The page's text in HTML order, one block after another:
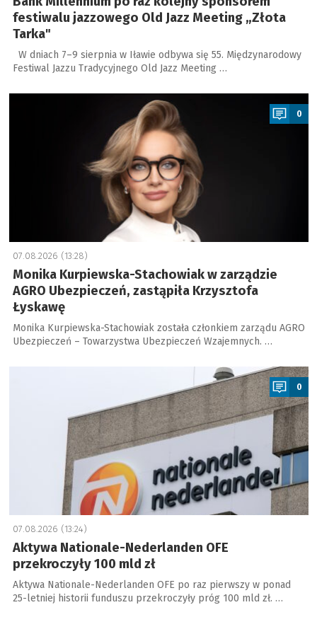
festiwalu jazzowego Old Jazz Meeting „Złota
Tarka"
W dniach 7–9 sierpnia w Iławie odbywa się 55. Międzynarodowy
Festiwal Jazzu Tradycyjnego Old Jazz Meeting …
a
0
07.08.2026 (13:28)
Monika Kurpiewska-Stachowiak w zarządzie
AGRO Ubezpieczeń, zastąpiła Krzysztofa
Łyskawę
Monika Kurpiewska-Stachowiak została członkiem zarządu AGRO
Ubezpieczeń – Towarzystwa Ubezpieczeń Wzajemnych. …
0
07.08.2026 (13:24)
Aktywa Nationale-Nederlanden OFE
przekroczyły 100 mld zł
Aktywa Nationale-Nederlanden OFE po raz pierwszy w ponad
25-letniej historii funduszu przekroczyły próg 100 mld zł. …